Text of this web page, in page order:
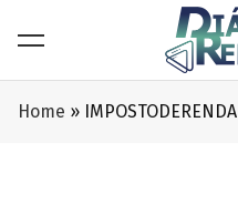
Home » IMPOSTODERENDA